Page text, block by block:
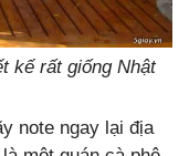
kế rất giống Nhật
note ngay lại địa